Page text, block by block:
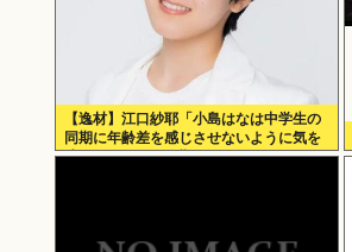
【逸材】江口紗耶「小島はなは中学生の
同期に年齢差を感じさせないように気を
遣っているが、同期2人は気づ